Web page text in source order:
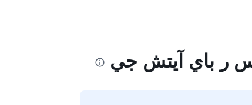
ر باي آيتش جي